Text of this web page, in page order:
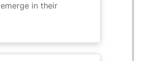
in their